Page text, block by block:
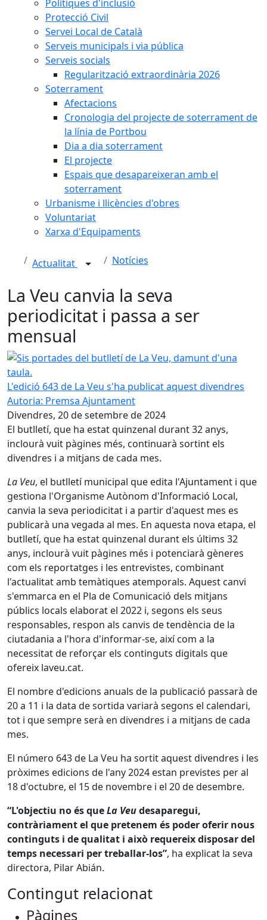
Polítiques d'inclusió
Protecció Civil
Servei Local de Català
Serveis municipals i via pública
Serveis socials
Regularització extraordinària 2026
Soterrament
Afectacions
Cronologia del projecte de soterrament de
la línia de Portbou
Dia a dia soterrament
El projecte
Espais que desapareixeran amb el
soterrament
Urbanisme i llicències d'obres
Voluntariat
Xarxa d'Equipaments
Actualitat Notícies
La Veu canvia la seva
periodicitat i passa a ser
mensual
Sis portades del butlletí de La Veu, damunt d'una taula.
L'edició 643 de La Veu s'ha publicat aquest divendres
Autoria: Premsa Ajuntament
Divendres, 20 de setembre de 2024
El butlletí, que ha estat quinzenal durant 32 anys,
inclourà vuit pàgines més, continuarà sortint els
divendres i a mitjans de cada mes.
La Veu, el butlletí municipal que edita l'Ajuntament i que
gestiona l'Organisme Autònom d'Informació Local,
canvia la seva periodicitat i a partir d'aquest mes es
publicarà una vegada al mes. En aquesta nova etapa, el
butlletí, que ha estat quinzenal durant els últims 32
anys, inclourà vuit pàgines més i potenciarà gèneres
com els reportatges i les entrevistes, combinant
l'actualitat amb temàtiques atemporals. Aquest canvi
s'emmarca en el Pla de Comunicació dels mitjans
públics locals elaborat el 2022 i, segons els seus
responsables, respon als canvis de tendència de la
ciutadania a l'hora d'informar-se, així com a la
necessitat de reforçar els continguts digitals que
ofereix laveu.cat.
El nombre d'edicions anuals de la publicació passarà de
20 a 11 i la data de sortida variarà segons el calendari,
tot i que sempre serà en divendres i a mitjans de cada
mes.
El número 643 de La Veu ha sortit aquest divendres i les
pròximes edicions de l'any 2024 estan previstes per al
18 d'octubre, el 15 de novembre i el 20 de desembre.
“L'objectiu no és queLa Veudesaparegui,
contràriament el que pretenem és poder oferir nous
continguts i de qualitat i això requereix disposar del
temps necessari per treballar-los”, ha explicat la seva
directora, Pilar Abián.
Contingut relacionat
Pàgines